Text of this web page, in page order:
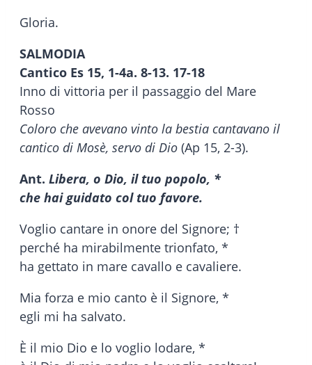
Gloria.
SALMODIA
Cantico Es 15, 1-4a. 8-13. 17-18
Inno di vittoria per il passaggio del Mare
Rosso
Coloro che avevano vinto la bestia cantavano il
cantico di Mosè, servo di Dio (Ap 15, 2-3).
Ant. Libera, o Dio, il tuo popolo, *
che hai guidato col tuo favore.
Voglio cantare in onore del Signore; †
perché ha mirabilmente trionfato, *
ha gettato in mare cavallo e cavaliere.
Mia forza e mio canto è il Signore, *
egli mi ha salvato.
È il mio Dio e lo voglio lodare, *